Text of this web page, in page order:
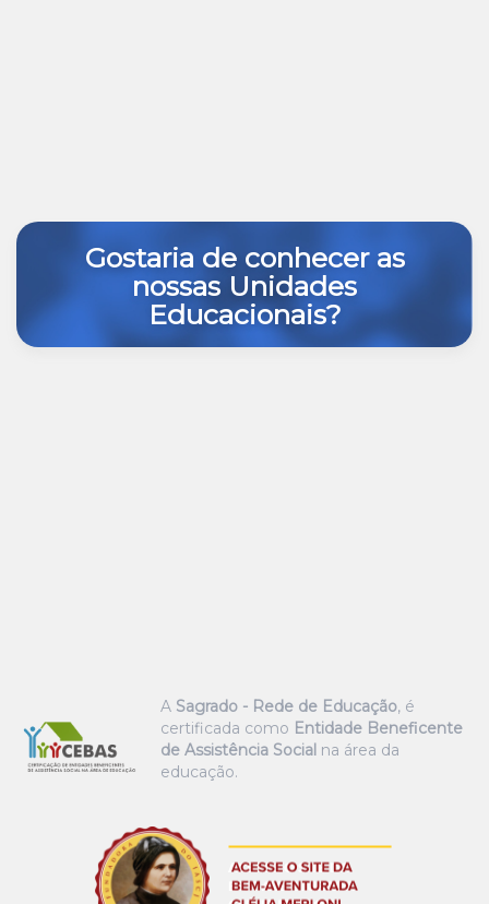
Gostaria de conhecer as
nossas Unidades
Educacionais?
A Sagrado - Rede de Educação, é
certificada como Entidade Beneficente
de Assistência Social na área da
educação.